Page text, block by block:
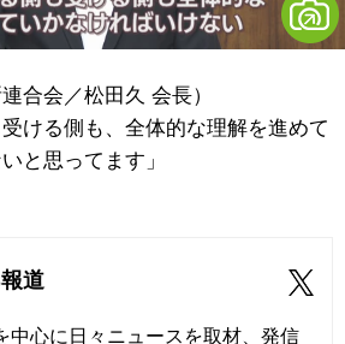
合会／松田久 会長）
受ける側も、全体的な理解を進めて
と思ってます」
道
中心に日々ニュースを取材、発信